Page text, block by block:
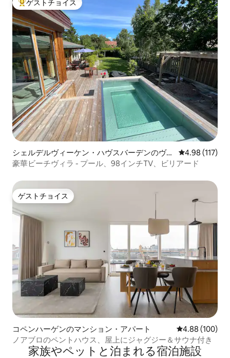
大好評のゲストチョイスです。
ゲストチョイス
シェルデルヴィーケン・ハヴスバーデンのヴィ
ラ
レビュー117
4.98 (117)
豪華ビーチヴィラ - プール、98インチTV、ビリアード
ゲストチョイス
ゲストチョイス
コペンハーゲンのマンション・アパート レビュー100
4.88 (100)
ノアブロのペントハウス、屋上にジャグジー＆サウナ付き
家族やペットと泊まれる宿泊施設